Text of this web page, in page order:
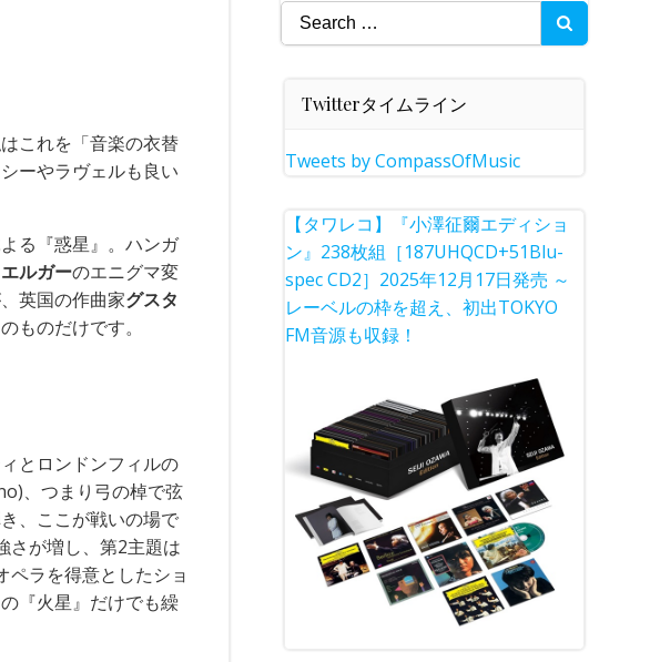
これを「音楽の衣替
ーやラヴェルも良い
よる『惑星』。ハンガ
ルガーのエニグマ変
英国の作曲家グスタ
ものだけです。
とロンドンフィルの
、つまり弓の棹で弦
、ここが戦いの場で
さが増し、第2主題は
ペラを得意としたショ
『火星』だけでも繰
Search
for:
Twitterタイムライン
Tweets by CompassOfMusic
【タワレコ】『小澤征爾エディショ
ン』238枚組［187UHQCD+51Blu-
spec CD2］2025年12月17日発売 ～
レーベルの枠を超え、初出TOKYO
FM音源も収録！